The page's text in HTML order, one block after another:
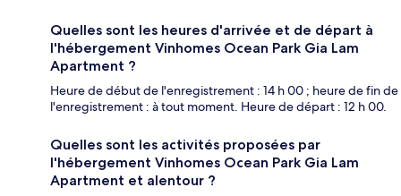
Quelles sont les heures d'arrivée et de départ à
l'hébergement Vinhomes Ocean Park Gia Lam
Apartment ?
Heure de début de l'enregistrement : 14 h 00 ; heure de fin de
l'enregistrement : à tout moment. Heure de départ : 12 h 00.
Quelles sont les activités proposées par
l'hébergement Vinhomes Ocean Park Gia Lam
Apartment et alentour ?